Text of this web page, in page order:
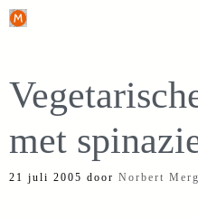
Ga
inhoud
met
21 juli 2005 door Norbert